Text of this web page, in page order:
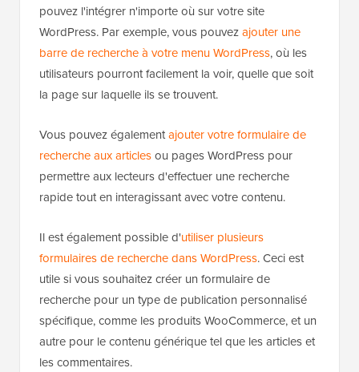
pouvez l'intégrer n'importe où sur votre site
WordPress. Par exemple, vous pouvezajouter une
barre de recherche à votre menu WordPress, où les
utilisateurs pourront facilement la voir, quelle que soit
la page sur laquelle ils se trouvent.
Vous pouvez égalementajouter votre formulaire de
recherche aux articlesou pages WordPress pour
permettre aux lecteurs d'effectuer une recherche
rapide tout en interagissant avec votre contenu.
Il est également possible d'utiliser plusieurs
formulaires de recherche dans WordPress. Ceci est
utile si vous souhaitez créer un formulaire de
recherche pour un type de publication personnalisé
spécifique, comme les produits WooCommerce, et un
autre pour le contenu générique tel que les articles et
les commentaires.